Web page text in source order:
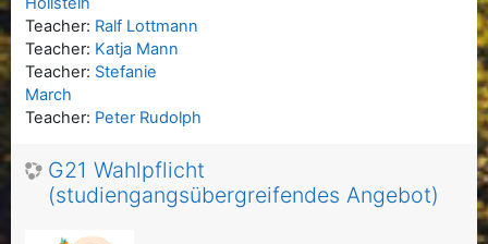
Teacher: Ralf Lottmann
Teacher: Katja Mann
Teacher: Stefanie
March
Teacher: Peter Rudolph
G21 Wahlpflicht
(studiengangsübergreifendes Angebot)